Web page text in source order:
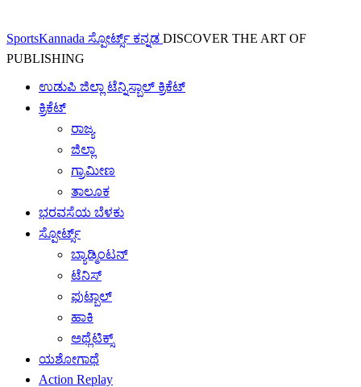
SportsKannada ಸ್ಪೋರ್ಟ್ಸ್ ಕನ್ನಡ DISCOVER THE ART OF
PUBLISHING
ಉಡುಪಿ ಜಿಲ್ಲಾ ಟೆನ್ನಿಸ್ಬಾಲ್ ಕ್ರಿಕೆಟ್
ಕ್ರಿಕೆಟ್
ರಾಜ್ಯ
ಜಿಲ್ಲಾ
ಗ್ರಾಮೀಣ
ತಾಲೂಕ
ಭರವಸೆಯ ಬೆಳಕು
ಸ್ಪೋರ್ಟ್ಸ್
ಬ್ಯಾಡ್ಮಿಂಟನ್
ಟೆನಿಸ್
ಫುಟ್ಬಾಲ್
ಹಾಕಿ
ಅಥ್ಲೆಟಿಕ್ಸ್
ಯಶೋಗಾಥೆ
Action Replay